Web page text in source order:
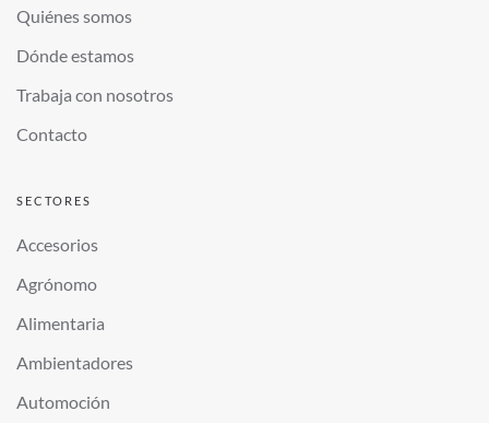
Quiénes somos
Dónde estamos
Trabaja con nosotros
Contacto
SECTORES
Accesorios
Agrónomo
Alimentaria
Ambientadores
Automoción